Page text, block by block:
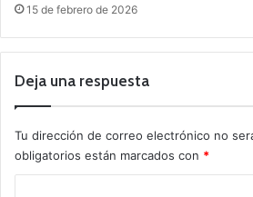
15 de febrero de 2026
Deja una respuesta
Tu dirección de correo electrónico no
obligatorios están marcados con *